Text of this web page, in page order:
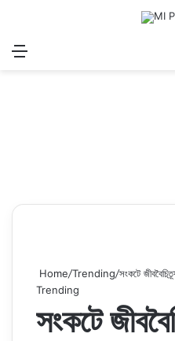
Menu
Home/Trending/সংকটে
Trending
সংকটে